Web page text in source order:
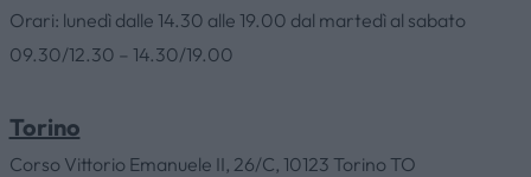
Orari: lunedì dalle 14.30 alle 19.00 dal martedì al sabato
09.30/12.30 – 14.30/19.00
Torino
Corso Vittorio Emanuele II, 26/C, 10123 Torino TO